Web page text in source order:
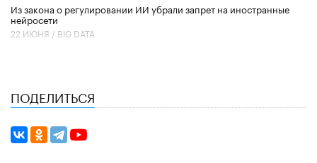
Из закона о регулировании ИИ убрали запрет на иностранные
нейросети
22 ИЮНЯ / BIG DATA
ПОДЕЛИТЬСЯ